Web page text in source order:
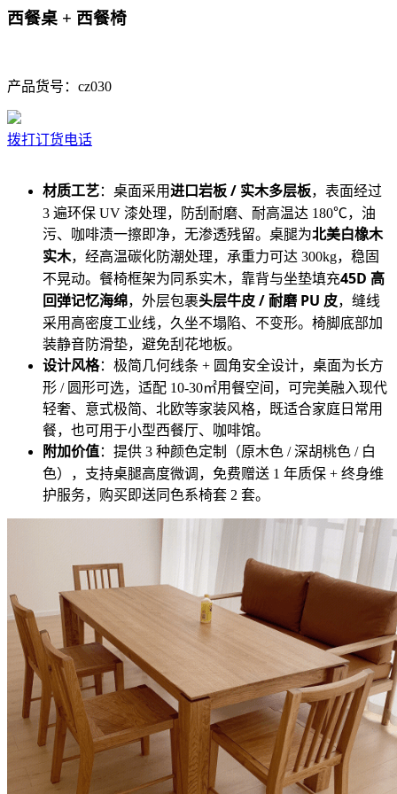
西餐桌 + 西餐椅
产品货号：cz030
拨打订货电话
材质工艺：桌面采用进口岩板 / 实木多层板，表面经过
3 遍环保 UV 漆处理，防刮耐磨、耐高温达 180℃，油
污、咖啡渍一擦即净，无渗透残留。桌腿为北美白橡木
实木，经高温碳化防潮处理，承重力可达 300kg，稳固
不晃动。餐椅框架为同系实木，靠背与坐垫填充45D 高
回弹记忆海绵，外层包裹头层牛皮 / 耐磨 PU 皮，缝线
采用高密度工业线，久坐不塌陷、不变形。椅脚底部加
装静音防滑垫，避免刮花地板。
设计风格：极简几何线条 + 圆角安全设计，桌面为长方
形 / 圆形可选，适配 10-30㎡用餐空间，可完美融入现代
轻奢、意式极简、北欧等家装风格，既适合家庭日常用
餐，也可用于小型西餐厅、咖啡馆。
附加价值：提供 3 种颜色定制（原木色 / 深胡桃色 / 白
色），支持桌腿高度微调，免费赠送 1 年质保 + 终身维
护服务，购买即送同色系椅套 2 套。